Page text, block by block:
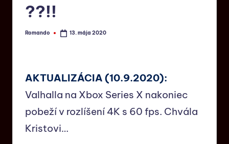
??!!
Romando 13. mája 2020
AKTUALIZÁCIA (10.9.2020):
Valhalla na Xbox Series X nakoniec
pobeží v rozlíšení 4K s 60 fps. Chvála
Kristovi…